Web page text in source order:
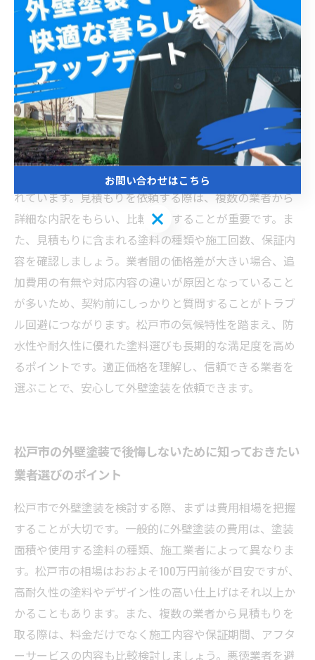
適正価格を理解して安心依頼！松戸市の外壁塗装費用
相場とトラブル回避法
松戸市で外壁塗装を検討する際、まず知っておきたいの
が費用相場です。一般的に、外壁塗装の費用は使用する
塗料の種類や施工面積によって大きく変わります。松戸
市では、坪単価で約1万5千円から2万5千円が相場とされ
ており、これには材料費や人件費、足場設置費用が含ま
れています。見積もりを依頼する際は、複数の業者から
詳細な内訳をもらい、比較検討することが重要です。ま
た、見積もりに含まれる塗料の種類や施工回数、保証内
容を確認しましょう。業者間の価格差が大きい場合、追
加費用の有無や対応内容の違いが原因となっていること
が多いため、契約前にしっかりと質問することがトラブ
ル回避につながります。松戸市の気候特性を踏まえ、防
水性や耐久性に優れた塗料選びも長期的な満足度を高め
るポイントです。適正価格を理解し、信頼できる業者を
選ぶことで、安心して外壁塗装を依頼できます。
松戸市の外壁塗装で後悔しないために知っておきたい
業者選びのポイント
松戸市で外壁塗装を検討する際、まずは費用相場を把握
することが大切です。一般的に外壁塗装の費用は、塗装
面積や使用する塗料の種類、施工業者によって異なりま
す。松戸市の相場はおおよそ100万円前後が目安ですが、
高耐久性の塗料やデザイン性の高い仕上げはそれ以上か
かることもあります。また、複数の業者から見積もりを
取る際は、料金だけでなく施工内容や保証期間、アフタ
ーサービスの内容も比較検討しましょう。悪徳業者を避
お問い合わせはこちら
お問い合わせはこちら